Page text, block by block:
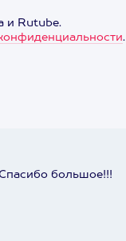
и Rutube.
.
большое!!!